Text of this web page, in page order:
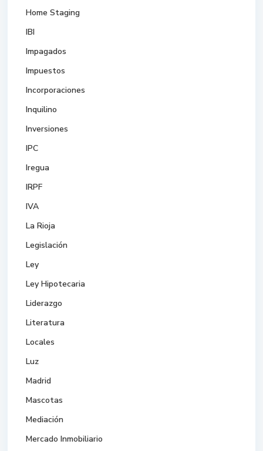
Home Staging
IBI
Impagados
Impuestos
Incorporaciones
Inquilino
Inversiones
IPC
Iregua
IRPF
IVA
La Rioja
Legislación
Ley
Ley Hipotecaria
Liderazgo
Literatura
Locales
Luz
Madrid
Mascotas
Mediación
Mercado Inmobiliario